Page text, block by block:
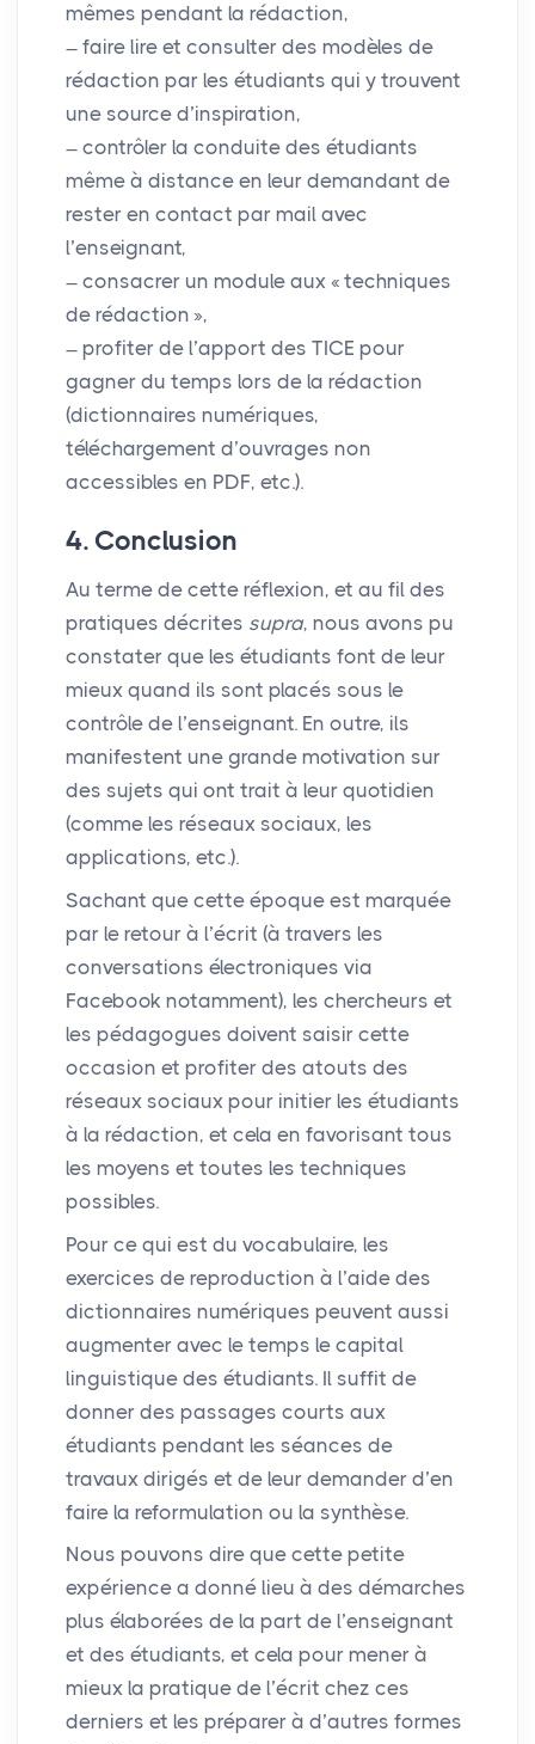
mêmes pendant la rédaction,
faire lire et consulter des modèles de
rédaction par les étudiants qui y trouvent
une source d’inspiration,
contrôler la conduite des étudiants
même à distance en leur demandant de
rester en contact par mail avec
l’enseignant,
consacrer un module aux « techniques
de rédaction »,
profiter de l’apport des TICE pour
gagner du temps lors de la rédaction
(dictionnaires numériques,
téléchargement d’ouvrages non
accessibles en PDF, etc.).
4. Conclusion
Au terme de cette réflexion, et au fil des
pratiques décrites supra, nous avons pu
constater que les étudiants font de leur
mieux quand ils sont placés sous le
contrôle de l’enseignant. En outre, ils
manifestent une grande motivation sur
des sujets qui ont trait à leur quotidien
(comme les réseaux sociaux, les
applications, etc.).
Sachant que cette époque est marquée
par le retour à l’écrit (à travers les
conversations électroniques via
Facebook notamment), les chercheurs et
les pédagogues doivent saisir cette
occasion et profiter des atouts des
réseaux sociaux pour initier les étudiants
à la rédaction, et cela en favorisant tous
les moyens et toutes les techniques
possibles.
Pour ce qui est du vocabulaire, les
exercices de reproduction à l’aide des
dictionnaires numériques peuvent aussi
augmenter avec le temps le capital
linguistique des étudiants. Il suffit de
donner des passages courts aux
étudiants pendant les séances de
travaux dirigés et de leur demander d’en
faire la reformulation ou la synthèse.
Nous pouvons dire que cette petite
expérience a donné lieu à des démarches
plus élaborées de la part de l’enseignant
et des étudiants, et cela pour mener à
mieux la pratique de l’écrit chez ces
derniers et les préparer à d’autres formes